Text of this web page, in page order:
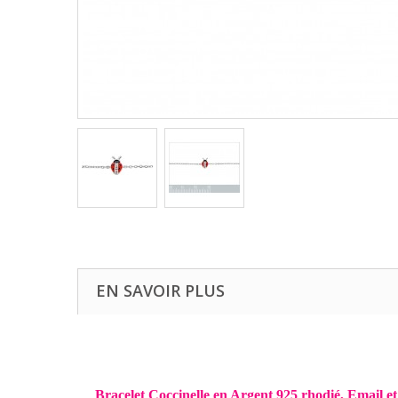
EN SAVOIR PLUS
Bracelet Coccinelle en Argent 925 rhodié, Email